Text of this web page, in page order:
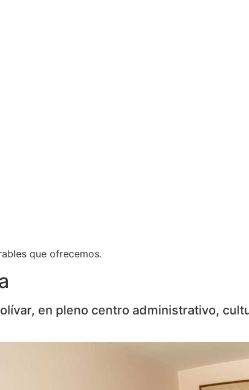
que ofrecemos.
en pleno centro administrativo,